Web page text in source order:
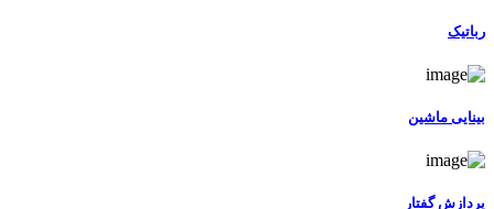
رباتیک
بینایی ماشین
پردازش گفتار